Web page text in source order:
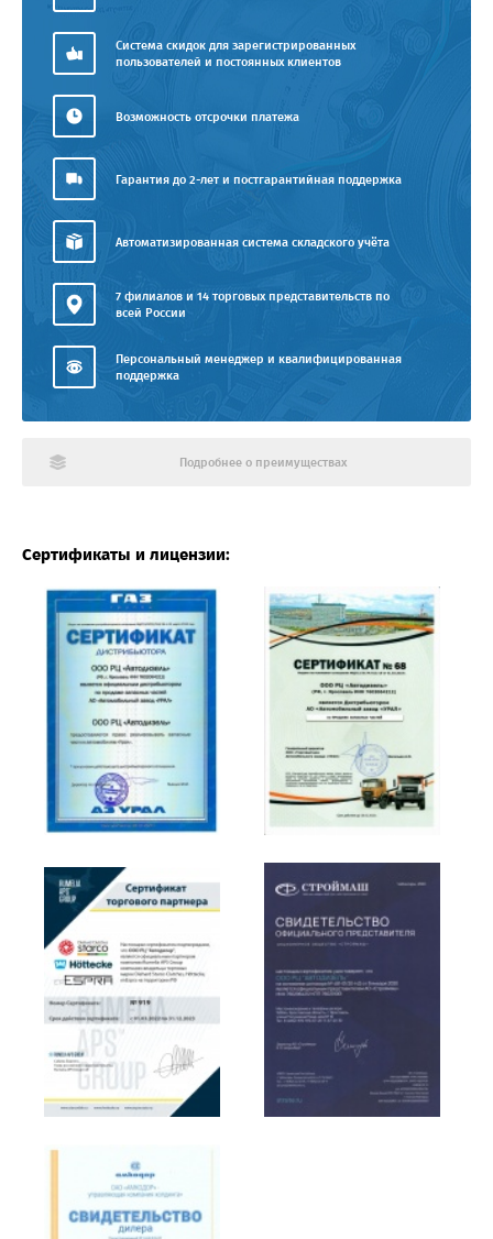
Система скидок для зарегистрированных
пользователей и постоянных клиентов
Возможность отсрочки платежа
Гарантия до 2-лет и постгарантийная поддержка
Автоматизированная система складского учёта
7 филиалов и 14 торговых представительств по
всей России
Персональный менеджер и квалифицированная
поддержка
Подробнее о преимуществах
Сертификаты и лицензии: